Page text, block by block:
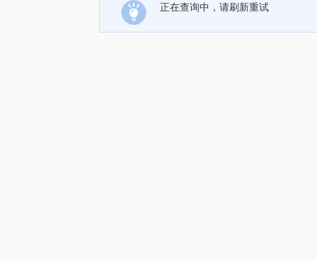
正在查询中，请刷新重试